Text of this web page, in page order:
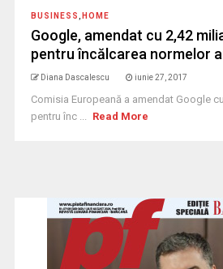
BUSINESS HOME
Google, amendat cu 2,42
pentru încălcarea normelor
Diana Dascalescu iunie 27, 2017
Comisia Europeană a amendat Google
pentru înc ... Read More